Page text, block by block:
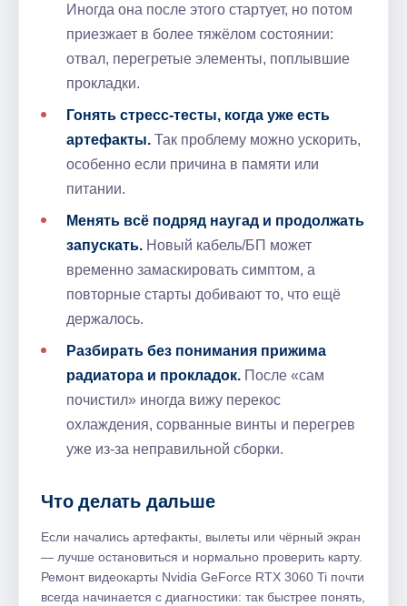
Иногда она после этого стартует, но потом
приезжает в более тяжёлом состоянии:
отвал, перегретые элементы, поплывшие
прокладки.
Гонять стресс‑тесты, когда уже есть
артефакты. Так проблему можно ускорить,
особенно если причина в памяти или
питании.
Менять всё подряд наугад и продолжать
запускать. Новый кабель/БП может
временно замаскировать симптом, а
повторные старты добивают то, что ещё
держалось.
Разбирать без понимания прижима
радиатора и прокладок. После «сам
почистил» иногда вижу перекос
охлаждения, сорванные винты и перегрев
уже из‑за неправильной сборки.
Что делать дальше
Если начались артефакты, вылеты или чёрный экран
— лучше остановиться и нормально проверить карту.
Ремонт видеокарты Nvidia GeForce RTX 3060 Ti почти
всегда начинается с диагностики: так быстрее понять,